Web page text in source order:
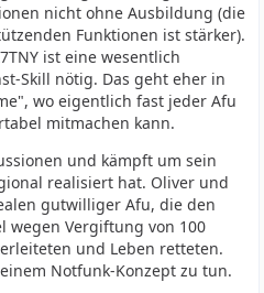
nicht ohne Ausbildung (die
Funktionen ist stärker).
ist eine wesentlich
Skill nötig. Das geht eher in
wo eigentlich fast jeder Afu
mitmachen kann.
und kämpft um sein
realisiert hat. Oliver und
gutwilliger Afu, die den
wegen Vergiftung von 100
und Leben retteten.
Notfunk-Konzept zu tun.